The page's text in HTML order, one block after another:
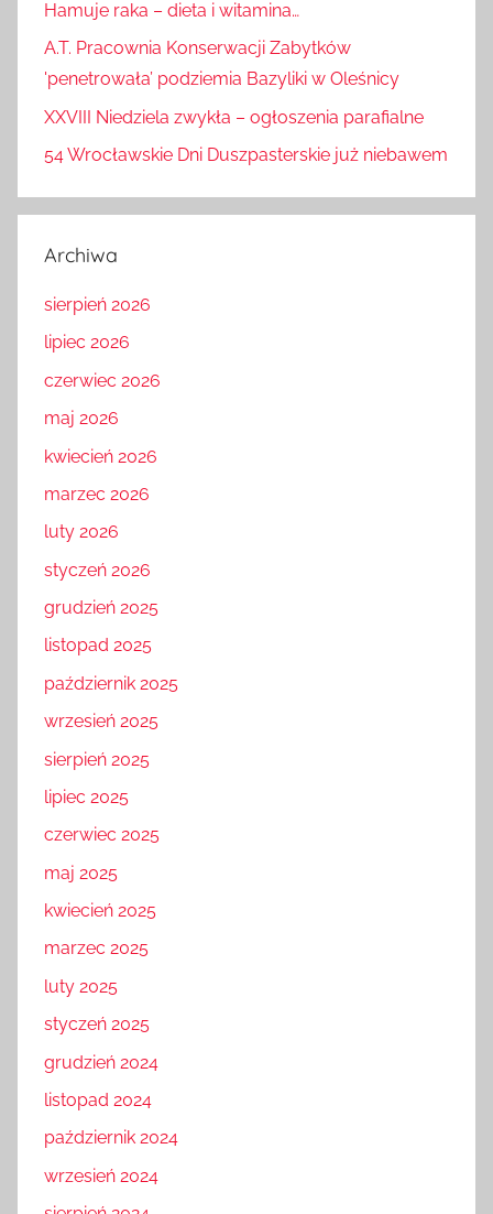
Hamuje raka – dieta i witamina…
A.T. Pracownia Konserwacji Zabytków
'penetrowała’ podziemia Bazyliki w Oleśnicy
XXVIII Niedziela zwykła – ogłoszenia parafialne
54 Wrocławskie Dni Duszpasterskie już niebawem
Archiwa
sierpień 2026
lipiec 2026
czerwiec 2026
maj 2026
kwiecień 2026
marzec 2026
luty 2026
styczeń 2026
grudzień 2025
listopad 2025
październik 2025
wrzesień 2025
sierpień 2025
lipiec 2025
czerwiec 2025
maj 2025
kwiecień 2025
marzec 2025
luty 2025
styczeń 2025
grudzień 2024
listopad 2024
październik 2024
wrzesień 2024